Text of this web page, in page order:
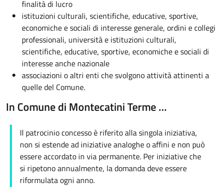
finalità di lucro
istituzioni culturali, scientifiche, educative, sportive,
economiche e sociali di interesse generale, ordini e collegi
professionali, università e istituzioni culturali,
scientifiche, educative, sportive, economiche e sociali di
interesse anche nazionale
associazioni o altri enti che svolgono attività attinenti a
quelle del Comune.
In Comune di Montecatini Terme …
Il patrocinio concesso è riferito alla singola iniziativa,
non si estende ad iniziative analoghe o affini e non può
essere accordato in via permanente. Per iniziative che
si ripetono annualmente, la domanda deve essere
riformulata ogni anno.